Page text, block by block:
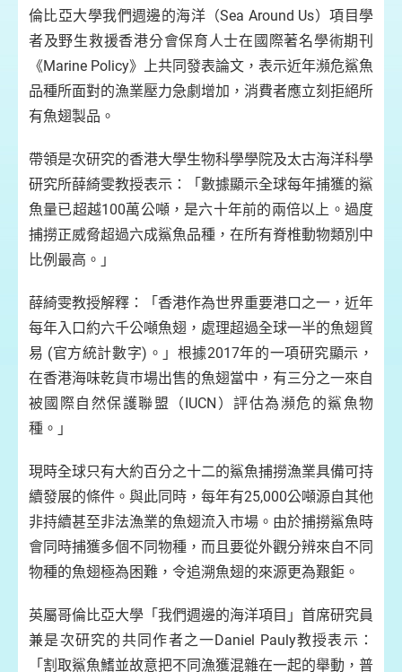
倫比亞大學我們週邊的海洋（Sea Around Us）項目學
者及野生救援香港分會保育人士在國際著名學術期刊
《Marine Policy》上共同發表論文，表示近年瀕危鯊魚
品種所面對的漁業壓力急劇增加，消費者應立刻拒絕所
有魚翅製品。
帶領是次研究的香港大學生物科學學院及太古海洋科學
研究所薛綺雯教授表示：「數據顯示全球每年捕獲的鯊
魚量已超越100萬公噸，是六十年前的兩倍以上。過度
捕撈正威脅超過六成鯊魚品種，在所有脊椎動物類別中
比例最高。」
薛綺雯教授解釋：「香港作為世界重要港口之一，近年
每年入口約六千公噸魚翅，處理超過全球一半的魚翅貿
易 (官方統計數字)。」根據2017年的一項研究顯示，
在香港海味乾貨巿場出售的魚翅當中，有三分之一來自
被國際自然保護聯盟（IUCN）評估為瀕危的鯊魚物
種。」
現時全球只有大約百分之十二的鯊魚捕撈漁業具備可持
續發展的條件。與此同時，每年有25,000公噸源自其他
非持續甚至非法漁業的魚翅流入市場。由於捕撈鯊魚時
會同時捕獲多個不同物種，而且要從外觀分辨來自不同
物種的魚翅極為困難，令追溯魚翅的來源更為艱鉅。
英屬哥倫比亞大學「我們週邊的海洋項目」首席研究員
兼是次研究的共同作者之一Daniel Pauly教授表示：
「割取鯊魚鰭並故意把不同漁獲混雜在一起的舉動，普